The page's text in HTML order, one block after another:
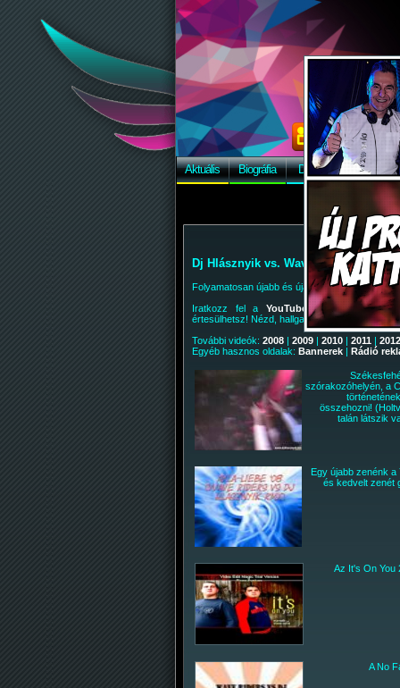
Aktuális Biográfia Discográfia Képek
Dj Hlásznyik vs. Wave Rider(s)
Folyamatosan újabb és újabb videókat találtok
Iratkozz fel a YouTube csatornánkra!
értesülhetsz! Nézd, hallgasd, oszd,
További videók: 2008 2009 2010 2011
2012
Egyéb hasznos oldalak: Bannerek Rádió
szórakozóhelyén, a
összehozni!
talán látszik
Egy újabb zenénk a
és kedvelt zenét
Az It's On You
A No